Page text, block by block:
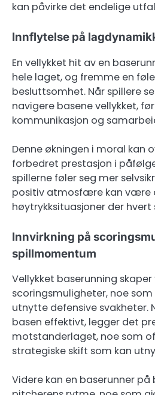
kan påvirke det endelige
Innflytelse på
En vellykket hit av en
hele laget, og fremme en
besluttsomhet. Når spillere
navigere basene vellykket,
kommunikasjon og
Denne økningen i moral kan
forbedret prestasjon i
spillerne føler seg mer
positiv atmosfære kan være
høytrykksituasjoner der hvert
Innvirkning på
spillmomentum
Vellykket baserunning
scoringsmuligheter, noe
utnytte defensive svakheter.
basen effektivt, legger det
motstanderlaget, noe som
strategiske skift som kan
Videre kan en baserunner